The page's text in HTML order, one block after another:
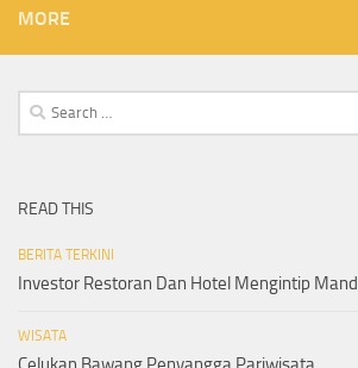
MORE
Search
for:
READ THIS
BERITA TERKINI
Investor Restoran Dan Hotel Mengintip
WISATA